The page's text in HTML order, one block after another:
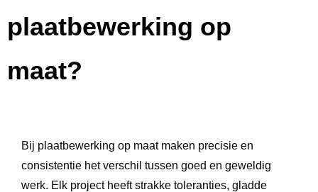
plaatbewerking op
maat?
Bij plaatbewerking op maat maken precisie en
consistentie het verschil tussen goed en geweldig
werk. Elk project heeft strakke toleranties, gladde